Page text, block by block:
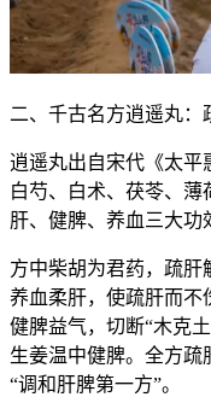
二、千古名方逍遥丸：
逍遥丸出自宋代《太平
白芍、白术、茯苓、
肝、健脾、养血三大功
方中柴胡为君药，疏肝
养血柔肝，使疏肝而不
健脾益气，切断“木克
生姜温中健脾。全方疏
“调和肝脾第一方”。